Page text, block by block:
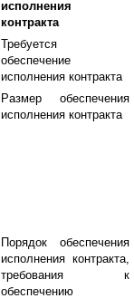
исполнения
контракта
Требуется
обеспечение
исполнения контракта
Размер обеспечения
исполнения контракта
Порядок обеспечения
исполнения контракта,
требования к
обеспечению